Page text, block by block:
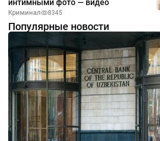
интимными фото — видео
Криминал 8345
Популярные новости